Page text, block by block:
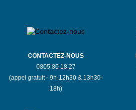
CONTACTEZ-NOUS
0805 80 18 27
(appel gratuit - 9h-12h30 & 13h30-
18h)